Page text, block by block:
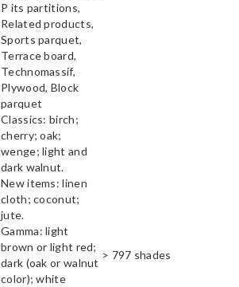
P its partitions,
Related products,
Sports parquet,
Terrace board,
Technomassif,
Plywood, Block
parquet
Classics: birch;
cherry; oak;
wenge; light and
dark walnut.
New items: linen
cloth; coconut;
jute.
Gamma: light
brown or light red;
dark (oak or walnut
color); white
> 797 shades